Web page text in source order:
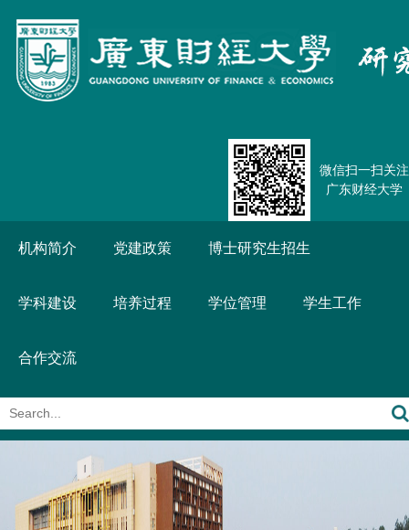
微信扫一扫关注
广东财经大学
机构简介 党建政策 博士研究生招生
学科建设 培养过程 学位管理 学生工作
合作交流